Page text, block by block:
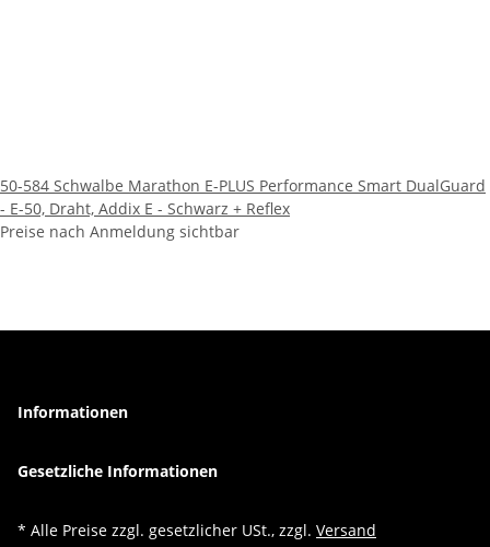
50-584 Schwalbe Marathon E-PLUS Performance Smart DualGuard
- E-50, Draht, Addix E - Schwarz + Reflex
Preise nach Anmeldung sichtbar
Informationen
Gesetzliche Informationen
* Alle Preise zzgl. gesetzlicher USt., zzgl. Versand